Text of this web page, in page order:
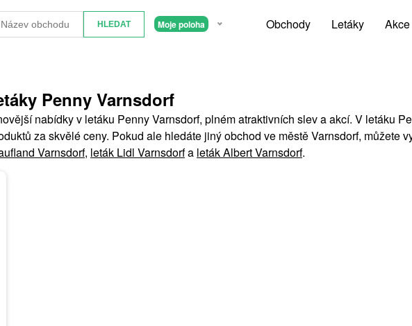
Moje poloha Obchody Letáky Akce
Penny Varnsdorf
nabídky v letáku Penny Varnsdorf, plném atraktivních slev a akcí. V letáku
za skvělé ceny. Pokud ale hledáte jiný obchod ve městě Varnsdorf, můžete
Varnsdorf, leták Lidl Varnsdorfa leták Albert Varnsdorf.